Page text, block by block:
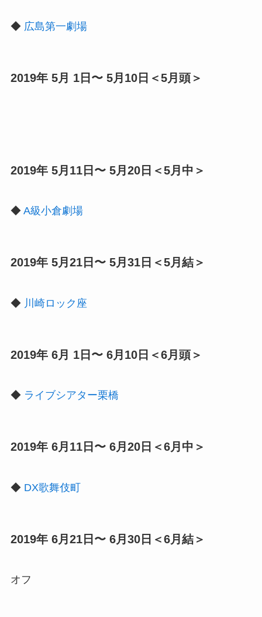
◆ 広島第一劇場
2019年 5月 1日〜 5月10日＜5月頭＞
2019年 5月11日〜 5月20日＜5月中＞
◆ A級小倉劇場
2019年 5月21日〜 5月31日＜5月結＞
◆ 川崎ロック座
2019年 6月 1日〜 6月10日＜6月頭＞
◆ ライブシアター栗橋
2019年 6月11日〜 6月20日＜6月中＞
◆ DX歌舞伎町
2019年 6月21日〜 6月30日＜6月結＞
オフ